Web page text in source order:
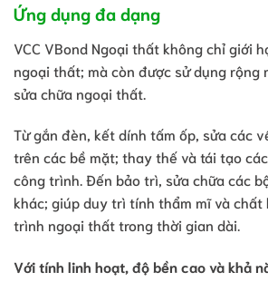
Ứng dụng đa dạng
VCC VBond Ngoại thất không chỉ giới
ngoại thất; mà còn được sử dụng rộng
sửa chữa ngoại thất.
Từ gắn đèn, kết dính tấm ốp, sửa các
trên các bề mặt; thay thế và tái tạo
công trình. Đến bảo trì, sửa chữa các
khác; giúp duy trì tính thẩm mĩ và chất
trình ngoại thất trong thời gian dài.
Với tính linh hoạt, độ bền cao và khả